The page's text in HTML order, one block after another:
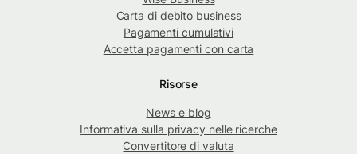
Carta di debito business
Pagamenti cumulativi
Accetta pagamenti con carta
Risorse
News e blog
Informativa sulla privacy nelle ricerche
Convertitore di valuta